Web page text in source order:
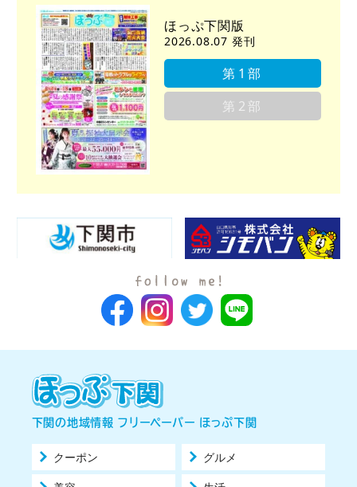
ほっぷ下関版
2026.08.07 発刊
第1部
第2部
下関の地域情報 フリーペーパー ほっぷ下関
クーポン グルメ